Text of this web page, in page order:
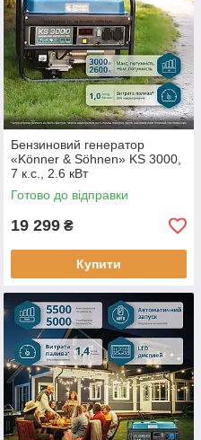
Бензиновий генератор
«Könner & Söhnen» KS 3000,
7 к.с., 2.6 кВт
Готово до відправки
19 299 ₴
Купити